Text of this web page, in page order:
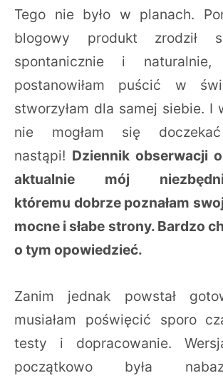
Tego nie było w planach.
blogowy produkt zrodził
spontanicznie i
postanowiłam puścić w
stworzyłam dla samej siebie. I
nie mogłam się
nastąpi! Dziennik obserwacji
aktualnie mój
któremu dobrze poznałam
mocne i słabe strony. Bardzo
o tym opowiedzieć.
Zanim jednak powstał
musiałam poświęcić sporo
testy i dopracowanie.
początkowo była